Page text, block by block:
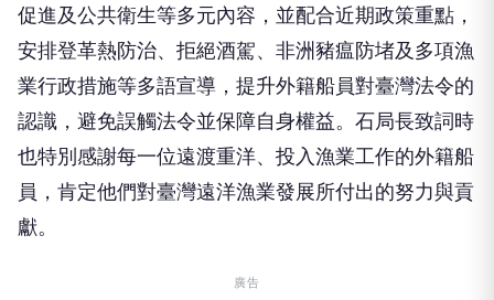
促進及公共衛生等多元內容，並配合近期政策重點，
安排登革熱防治、拒絕酒駕、非洲豬瘟防堵及多項漁
業行政措施等多語宣導，提升外籍船員對臺灣法令的
認識，避免誤觸法令並保障自身權益。石局長致詞時
也特別感謝每一位遠渡重洋、投入漁業工作的外籍船
員，肯定他們對臺灣遠洋漁業發展所付出的努力與貢
獻。
廣告